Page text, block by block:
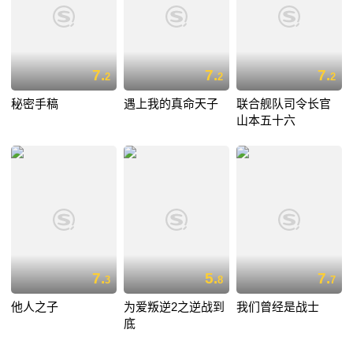
7.2
秘密手稿
7.2
遇上我的真命天子
7.2
联合舰队司令长官
山本五十六
7.3
他人之子
5.8
为爱叛逆2之逆战到
底
7.7
我们曾经是战士